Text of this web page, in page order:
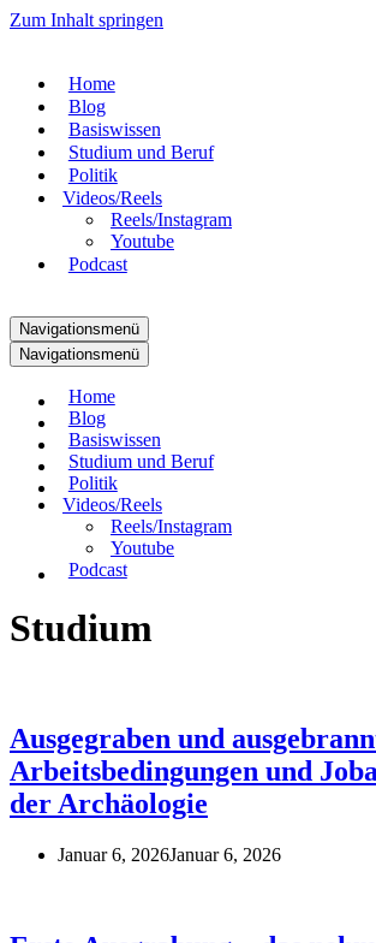
Zum Inhalt springen
Home
Blog
Basiswissen
Studium und Beruf
Politik
Videos/Reels
Reels/Instagram
Youtube
Podcast
Navigationsmenü
Navigationsmenü
Home
Blog
Basiswissen
Studium und Beruf
Politik
Videos/Reels
Reels/Instagram
Youtube
Podcast
Studium
Ausgegraben und
Arbeitsbedingungen und
der Archäologie
Januar 6, 2026Januar 6, 2026